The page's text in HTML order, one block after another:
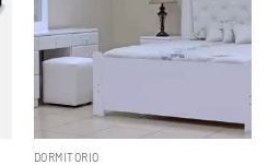
DORMITORIO